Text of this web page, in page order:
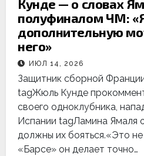
Кунде — о словах
полуфиналом ЧМ:
дополнительную
него»
ИЮЛ 14, 2026
Защитник сборной
tagЖюль Кунде
своего одноклубника,
Испании tagЛамина Ямаля
должны их бояться.«Это
«Барсе» он делает точно…